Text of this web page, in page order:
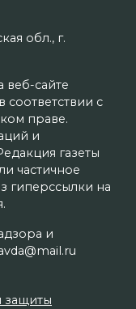
обл., г.
веб-сайте
соответствии с
праве.
и
газеты
частичное
гиперссылки на
и
защиты